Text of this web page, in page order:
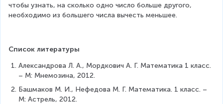
чтобы узнать, на сколько одно число больше другого,
необходимо из большего числа вычесть меньшее.
Список литературы
Александрова Л. А., Мордкович А. Г. Математика 1 класс.
– М: Мнемозина, 2012.
Башмаков М. И., Нефедова М. Г. Математика. 1 класс. –
М: Астрель, 2012.